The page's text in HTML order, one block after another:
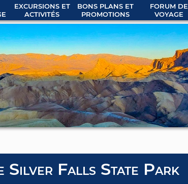
EXCURSIONS ET
ACTIVITÉS
BONS PLANS ET
PROMOTIONS
FORUM DE
VOYAGE
Silver Falls State Park